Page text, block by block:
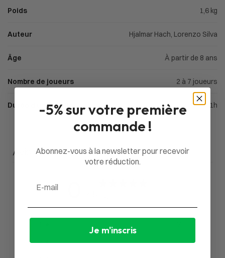
Poids 1,6 kg
Auteur Hjalmar Hach, Lorenzo Silva
Âge À partir de 8 ans
Nombre de joueurs 2 à 7 joueurs
Durée d'une partie 30min à 1h
Avis du client
4
0%
-5% sur votre première
commande !
Abonnez-vous à la newsletter pour recevoir
votre réduction.
Je m'inscris